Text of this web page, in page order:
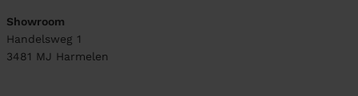
Showroom
Handelsweg 1
3481 MJ Harmelen